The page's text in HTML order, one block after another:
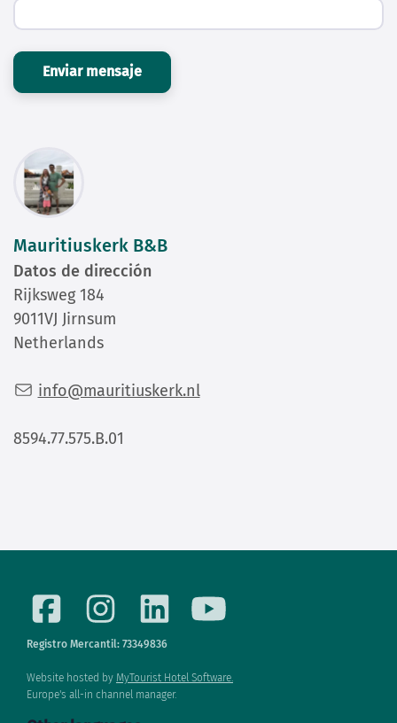
Enviar mensaje
Mauritiuskerk B&B
Datos de dirección
Rijksweg 184
9011VJ Jirnsum
Netherlands
info@mauritiuskerk.nl
8594.77.575.B.01
Registro Mercantil: 73349836
Website hosted by MyTourist Hotel Software.
Europe's all-in channel manager.